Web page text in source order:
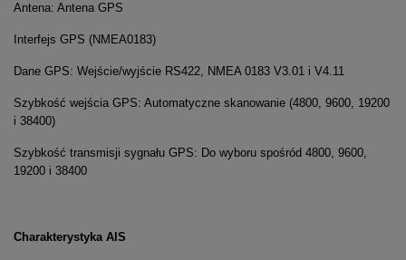
Antena: Antena GPS
Interfejs GPS (NMEA0183)
Dane GPS: Wejście/wyjście RS422, NMEA 0183 V3.01 i V4.11
Szybkość wejścia GPS: Automatyczne skanowanie (4800, 9600, 19200
i 38400)
Szybkość transmisji sygnału GPS: Do wyboru spośród 4800, 9600,
19200 i 38400
Charakterystyka AIS